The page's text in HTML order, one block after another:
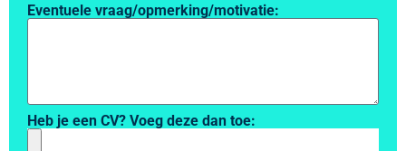
Eventuele vraag/opmerking/motivatie:
Heb je een CV? Voeg deze dan toe: